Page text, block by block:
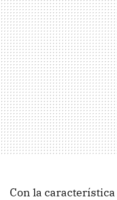
Con la característica